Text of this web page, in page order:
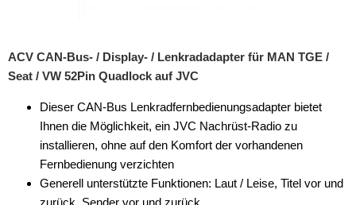
ACV CAN-Bus- / Display- / Lenkradadapter für MAN TGE /
Seat / VW 52Pin Quadlock auf JVC
Dieser CAN-Bus Lenkradfernbedienungsadapter bietet
Ihnen die Möglichkeit, ein JVC Nachrüst-Radio zu
installieren, ohne auf den Komfort der vorhandenen
Fernbedienung verzichten
Generell unterstützte Funktionen: Laut / Leise, Titel vor und
zurück, Sender vor und zurück,